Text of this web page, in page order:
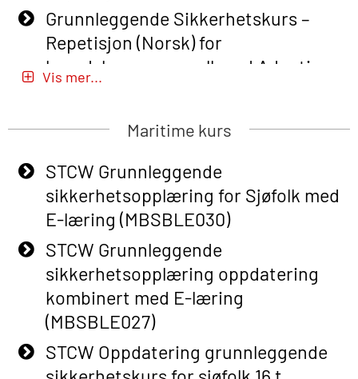
Grunnleggende Sikkerhetskurs –
Repetisjon (Norsk) for
beredskapspersonell med Adaptive
E-læring (OBSBLE051)
Basic Safety Training (English) – with
Adaptive E-learning (OBSBLE047)
Basic Safety Training – Refresher
Course (English) with E-learning
(OBSBLE048)
Basic Safety Training – Refresher
Course (English) (OBS1063)
Basic Safety Training – Refresher
Course (English) for emergency
response personnel with Adaptive E-
Vis mer...
Maritime kurs
STCW Grunnleggende
sikkerhetsopplæring for Sjøfolk med
E-læring (MBSBLE030)
STCW Grunnleggende
sikkerhetsopplæring oppdatering
kombinert med E-læring
(MBSBLE027)
STCW Oppdatering grunnleggende